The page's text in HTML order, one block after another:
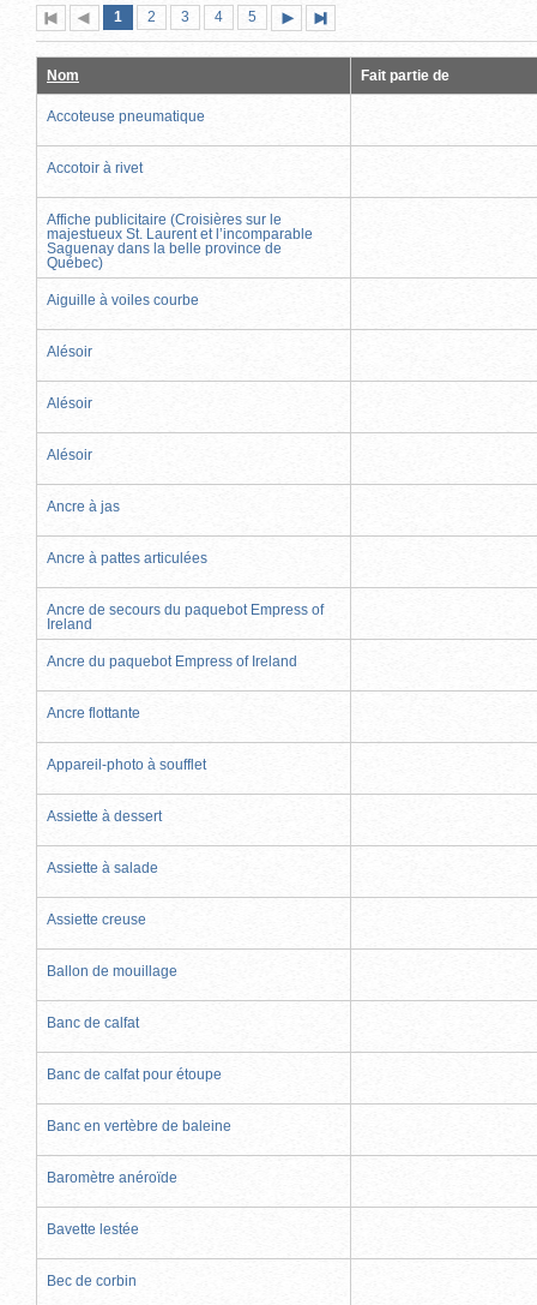
Première
page
Page
précédente
Page
1 (page
actuelle)
Page
2 Page
3 Page
4 Page
5
suivante
page
Nom Fait partie de
Accoteuse pneumatique
Accotoir à rivet
Affiche publicitaire (Croisières sur le
majestueux St. Laurent et l’incomparable
Saguenay dans la belle province de
Québec)
Aiguille à voiles courbe
Alésoir
Alésoir
Alésoir
Ancre à jas
Ancre à pattes articulées
Ancre de secours du paquebot Empress of
Ireland
Ancre du paquebot Empress of Ireland
Ancre flottante
Appareil-photo à soufflet
Assiette à dessert
Assiette à salade
Assiette creuse
Ballon de mouillage
Banc de calfat
Banc de calfat pour étoupe
Banc en vertèbre de baleine
Baromètre anéroïde
Bavette lestée
Bec de corbin